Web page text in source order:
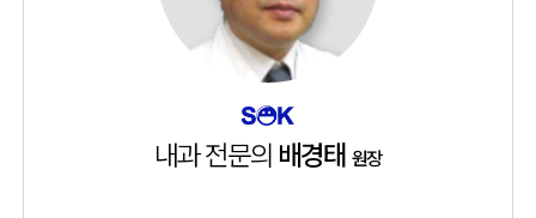
내과 전문의 배경태 원장